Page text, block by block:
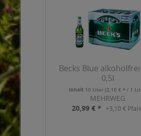
Becks Blue
0,5l
Inhalt 10 Liter (2,10 € * / 1
MEHRWEG
20,99 € *
+3,10 €